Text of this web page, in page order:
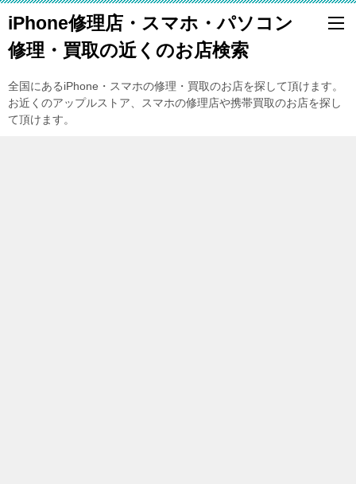
iPhone修理店・スマホ・パソコン
修理・買取の近くのお店検索
全国にあるiPhone・スマホの修理・買取のお店を探して頂けます。
お近くのアップルストア、スマホの修理店や携帯買取のお店を探し
て頂けます。